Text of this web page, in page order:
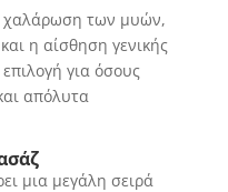
χαλάρωση των μυών,
η αίσθηση γενικής
για όσους
απόλυτα
μια μεγάλη σειρά